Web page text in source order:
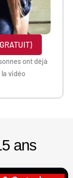
ont déjà
la vidéo
ans